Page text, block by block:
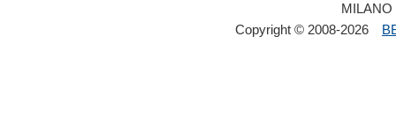
MILANO
Copyright © 2008-2026